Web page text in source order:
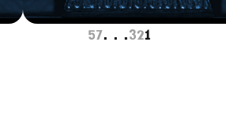
1
2
3
. . .
57